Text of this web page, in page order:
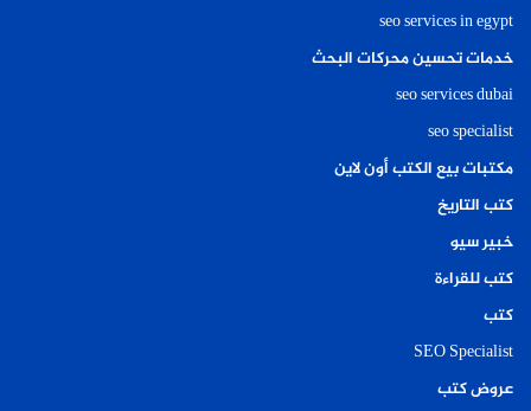
seo services in egypt
خدمات تحسين محركات البحث
seo services dubai
seo specialist
مكتبات بيع الكتب أون لاين
كتب التاريخ
خبير سيو
كتب للقراءة
كتب
SEO Specialist
عروض كتب